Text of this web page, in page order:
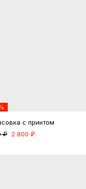
с принтом
₽ 2 800 ₽